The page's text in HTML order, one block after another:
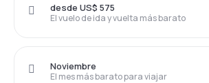
El vuelo de ida y vuelta más barato
desde US$ 575
El mes más barato para viajar
Noviembre